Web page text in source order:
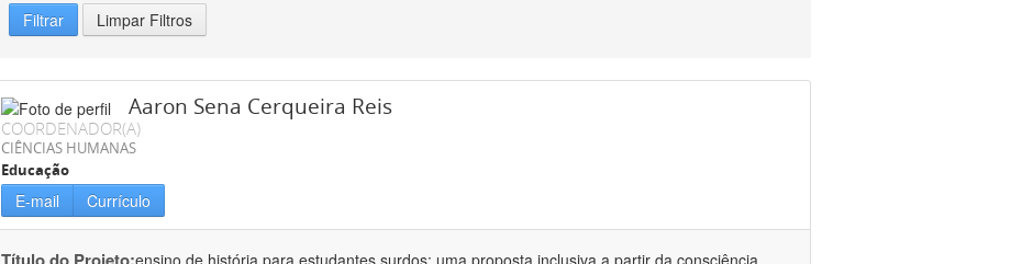
Filtrar Limpar Filtros
Aaron Sena Cerqueira Reis
COORDENADOR(A)
CIÊNCIAS HUMANAS
Educação
E-mail Currículo